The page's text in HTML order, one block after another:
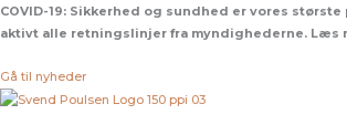
Gå
til
COVID-19: Sikkerhed og sundhed er vores
aktivt alle retningslinjer fra myndighederne. Læs
Gå til nyheder